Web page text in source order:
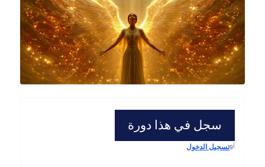
سجل في هذا دورة
أوتسجيل الدخول